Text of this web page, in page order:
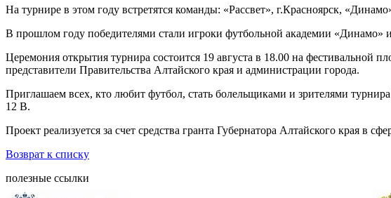
На турнире в этом году встретятся команды: «Рассвет», г.Красноярск,
В прошлом году победителями стали игроки футбольной академии
Церемония открытия турнира состоится 19 августа в 18.00 на
представители Правительства Алтайского края и администрации города.
Приглашаем всех, кто любит футбол, стать болельщиками и зрителями
12 В.
Проект реализуется за счет средства гранта Губернатора Алтайского края в
Возврат к списку
полезные ссылки